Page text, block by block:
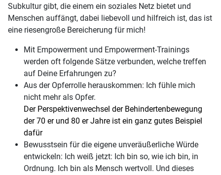
Subkultur gibt, die einem ein soziales Netz bietet und
Menschen auffängt, dabei liebevoll und hilfreich ist, das ist
eine riesengroße Bereicherung für mich!
Mit Empowerment und Empowerment-Trainings
werden oft folgende Sätze verbunden, welche treffen
auf Deine Erfahrungen zu?
Aus der Opferrolle herauskommen: Ich fühle mich
nicht mehr als Opfer.
Der Perspektivenwechsel der Behindertenbewegung
der 70 er und 80 er Jahre ist ein ganz gutes Beispiel
dafür
Bewusstsein für die eigene unveräußerliche Würde
entwickeln: Ich weiß jetzt: Ich bin so, wie ich bin, in
Ordnung. Ich bin als Mensch wertvoll. Und dieses